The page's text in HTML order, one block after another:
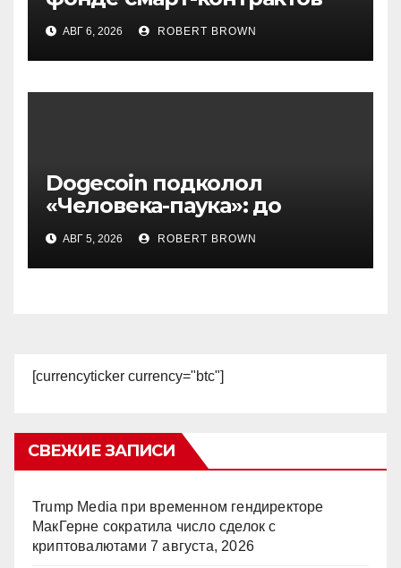
Grayscale
АВГ 6, 2026 ROBERT BROWN
Dogecoin подколол
«Человека-паука»: до
мемкоина еще 11 премьер
АВГ 5, 2026 ROBERT BROWN
[currencyticker currency="btc"]
СВЕЖИЕ ЗАПИСИ
Trump Media при временном гендиректоре
МакГерне сократила число сделок с
криптовалютами 7 августа, 2026